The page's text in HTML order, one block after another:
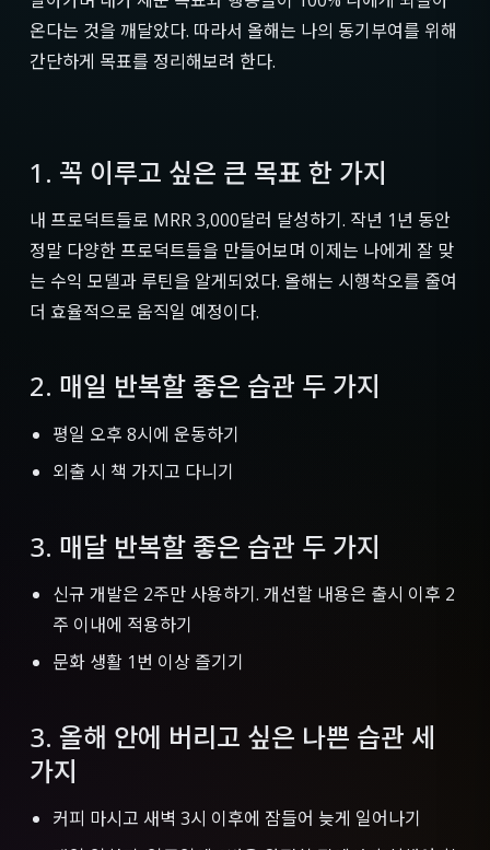
온다는 것을 깨달았다. 따라서 올해는 나의 동기부여를 위해
간단하게 목표를 정리해보려 한다.
1. 꼭 이루고 싶은 큰 목표 한 가지
내 프로덕트들로 MRR 3,000달러 달성하기. 작년 1년 동안
정말 다양한 프로덕트들을 만들어보며 이제는 나에게 잘 맞
는 수익 모델과 루틴을 알게되었다. 올해는 시행착오를 줄여
더 효율적으로 움직일 예정이다.
2. 매일 반복할 좋은 습관 두 가지
평일 오후 8시에 운동하기
외출 시 책 가지고 다니기
3. 매달 반복할 좋은 습관 두 가지
신규 개발은 2주만 사용하기. 개선할 내용은 출시 이후 2
주 이내에 적용하기
문화 생활 1번 이상 즐기기
3. 올해 안에 버리고 싶은 나쁜 습관 세
가지
커피 마시고 새벽 3시 이후에 잠들어 늦게 일어나기